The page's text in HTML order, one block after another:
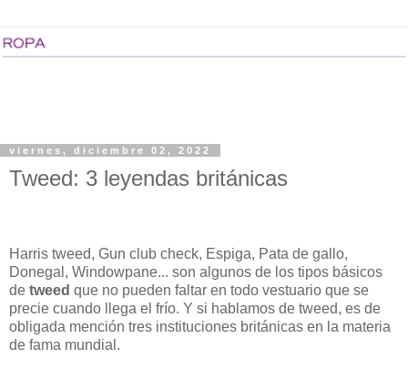
viernes, diciembre 02, 2022
Tweed: 3 leyendas británicas
Harris tweed, Gun club check, Espiga, Pata de gallo,
Donegal, Windowpane... son algunos de los tipos básicos
de tweed que no pueden faltar en todo vestuario que se
precie cuando llega el frío. Y si hablamos de tweed, es de
obligada mención tres instituciones británicas en la materia
de fama mundial.